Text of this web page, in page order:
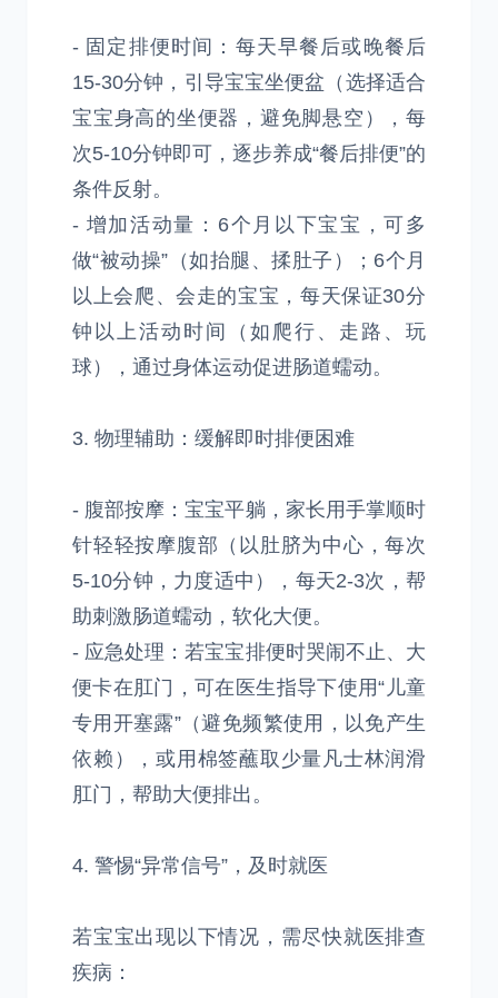
- 固定排便时间：每天早餐后或晚餐后
15-30分钟，引导宝宝坐便盆（选择适合
宝宝身高的坐便器，避免脚悬空），每
次5-10分钟即可，逐步养成“餐后排便”的
条件反射。
- 增加活动量：6个月以下宝宝，可多
做“被动操”（如抬腿、揉肚子）；6个月
以上会爬、会走的宝宝，每天保证30分
钟以上活动时间（如爬行、走路、玩
球），通过身体运动促进肠道蠕动。
3. 物理辅助：缓解即时排便困难
- 腹部按摩：宝宝平躺，家长用手掌顺时
针轻轻按摩腹部（以肚脐为中心，每次
5-10分钟，力度适中），每天2-3次，帮
助刺激肠道蠕动，软化大便。
- 应急处理：若宝宝排便时哭闹不止、大
便卡在肛门，可在医生指导下使用“儿童
专用开塞露”（避免频繁使用，以免产生
依赖），或用棉签蘸取少量凡士林润滑
肛门，帮助大便排出。
4. 警惕“异常信号”，及时就医
若宝宝出现以下情况，需尽快就医排查
疾病：